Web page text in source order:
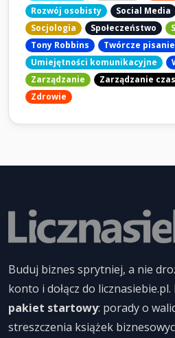
Rozwój osobisty
Social Media
Socjologia
Społeczeństwo
Tony Robbins
Twórcze pisanie
Umiejętności komunikacyjne
Zarządzanie
Zarządzanie
Zdrowie
Buduj biznes sprytniej, a nie
konto i dołącz do
pakiet startowy: porady o
streszczenia książek